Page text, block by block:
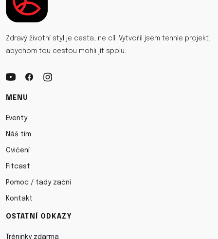
Zdravý životní styl je cesta, ne cíl. Vytvořil jsem tenhle projekt,
abychom tou cestou mohli jít spolu.
MENU
Eventy
Náš tím
Cvičení
Fitcast
Pomoc / tady začni
Kontakt
OSTATNÍ ODKAZY
Tréninky zdarma